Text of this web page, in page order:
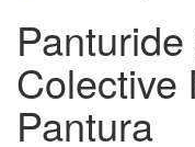
Colective
Pantura